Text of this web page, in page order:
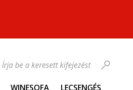
WINESOFA LECSENGÉS
Írja be a keresett kifejezést